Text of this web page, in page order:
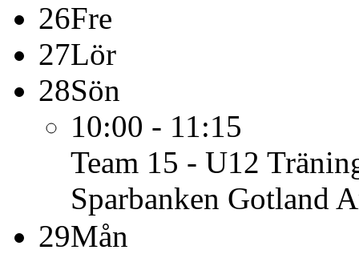
26Fre
27Lör
28Sön
10:00 - 11:15
Team 15 - U12
Sparbanken Gotland
29Mån